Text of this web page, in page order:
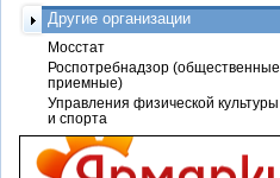
Другие организации
Мосстат
Роспотребнадзор (общественные
приемные)
Управления физической культуры
и спорта